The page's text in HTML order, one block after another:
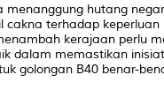
menanggung hutang
cakna terhadap keperluan
kerajaan perlu
dalam memastikan
golongan B40 benar-